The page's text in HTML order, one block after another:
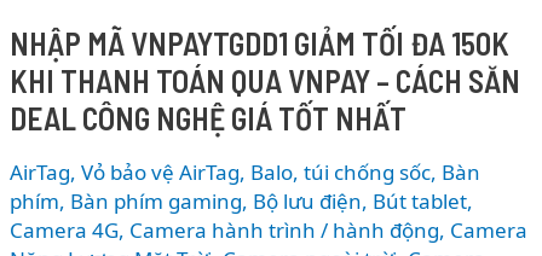
Bổ
sung
loạt
tính
năng
AI,
nâng
NHẬP MÃ VNPAYTGDD1 GIẢM TỐI ĐA 150K
KHI THANH TOÁN QUA VNPAY – CÁCH SĂN
DEAL CÔNG NGHỆ GIÁ TỐT NHẤT
AirTag, Vỏ bảo vệ AirTag, Balo, túi chống sốc, Bàn
phím, Bàn phím gaming, Bộ lưu điện, Bút tablet,
Camera 4G, Camera hành trình / hành động, Camera